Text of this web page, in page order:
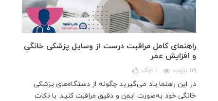
راهنمای کامل مراقبت درست از وسایل پزشکی خانگی
و افزایش عمر
119 بازدید 1 لایک
در این راهنما یاد می‌گیرید چگونه از دستگاه‌های پزشکی
خانگی خود به‌صورت ایمن و دقیق مراقبت کنید. با نکات